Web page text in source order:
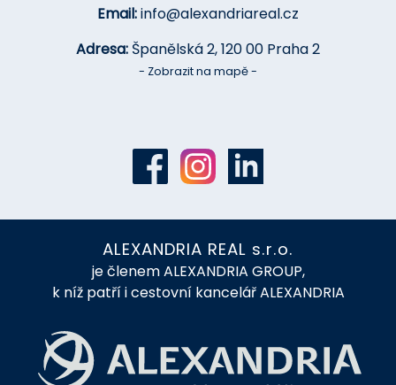
Email:info@alexandriareal.cz
Adresa: Španělská 2, 120 00 Praha 2
- Zobrazit na mapě -
ALEXANDRIA REAL s.r.o.
je členem ALEXANDRIA GROUP,
k níž patří i cestovní kancelář ALEXANDRIA